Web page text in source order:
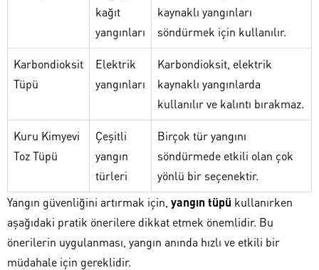
kağıt
yangınları
kaynaklı yangınları
söndürmek için kullanılır.
Karbondioksit
Tüpü
Elektrik
yangınları
Karbondioksit, elektrik
kaynaklı yangınlarda
kullanılır ve kalıntı bırakmaz.
Kuru Kimyevi
Toz Tüpü
Çeşitli
yangın
türleri
Birçok tür yangını
söndürmede etkili olan çok
yönlü bir seçenektir.
Yangın güvenliğini artırmak için, yangın tüpü kullanırken
aşağıdaki pratik önerilere dikkat etmek önemlidir. Bu
önerilerin uygulanması, yangın anında hızlı ve etkili bir
müdahale için gereklidir.